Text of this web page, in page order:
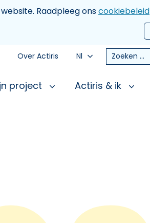
Raadpleeg onscookiebeleid
Over Actiris Nl Zoeken
project Actiris & ik